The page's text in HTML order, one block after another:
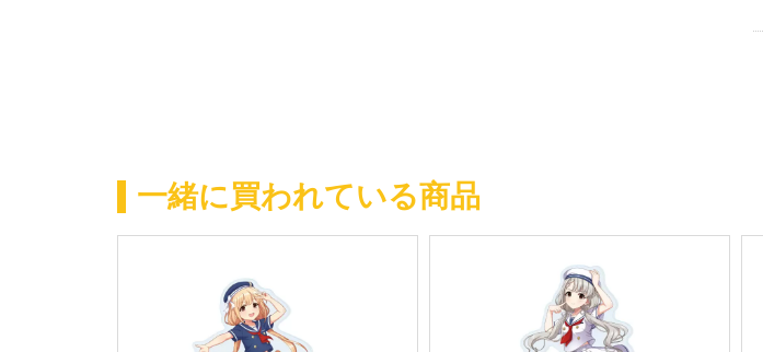
一緒に買われている商品